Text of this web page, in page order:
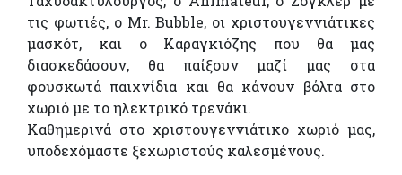
τις φωτιές, ο Mr. Bubble, οι χριστουγεννιάτικες
μασκότ, και ο Καραγκιόζης που θα μας
διασκεδάσουν, θα παίξουν μαζί μας στα
φουσκωτά παιχνίδια και θα κάνουν βόλτα στο
χωριό με το ηλεκτρικό τρενάκι.
Καθημερινά στο χριστουγεννιάτικο χωριό μας,
υποδεχόμαστε ξεχωριστούς καλεσμένους.